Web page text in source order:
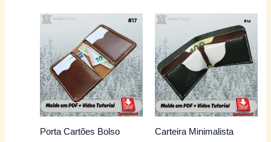
Porta Cartões Bolso
Carteira Minimalista